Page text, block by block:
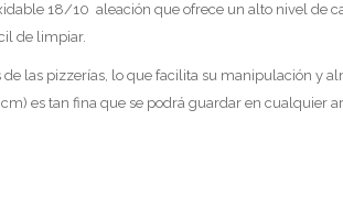
18/10 aleación que ofrece un alto nivel de
de limpiar.
las pizzerías, lo que facilita su manipulación y
es tan fina que se podrá guardar en cualquier